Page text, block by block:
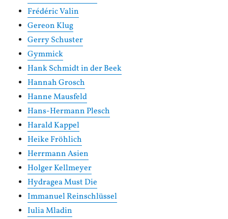
Frédéric Valin
Gereon Klug
Gerry Schuster
Gymmick
Hank Schmidt in der Beek
Hannah Grosch
Hanne Mausfeld
Hans-Hermann Plesch
Harald Kappel
Heike Fröhlich
Herrmann Asien
Holger Kellmeyer
Hydragea Must Die
Immanuel Reinschlüssel
Iulia Mladin